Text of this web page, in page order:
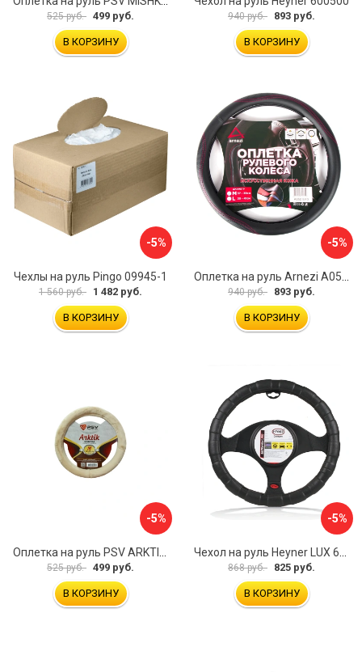
525 руб. 499 руб.
В КОРЗИНУ
940 руб. 893 руб.
В КОРЗИНУ
-5%
Чехлы на руль Pingo 09945-1
1 560 руб. 1 482 руб.
В КОРЗИНУ
-5%
940 руб. 893 руб.
В КОРЗИНУ
-5%
525 руб. 499 руб.
В КОРЗИНУ
-5%
868 руб. 825 руб.
В КОРЗИНУ